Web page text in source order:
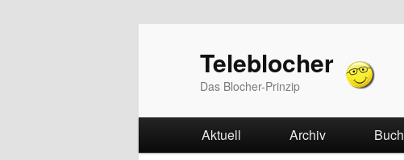
Teleblocher
Das Blocher-Prinzip
Zum Inhalt wechseln
Zum sekundären Inhalt wechseln
Aktuell Archiv Buch